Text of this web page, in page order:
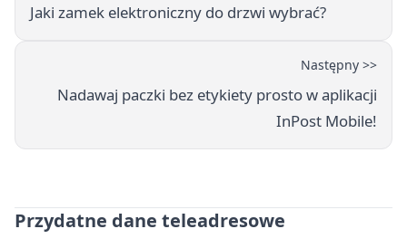
Jaki zamek elektroniczny do drzwi wybrać?
Następny >>
Nadawaj paczki bez etykiety prosto w aplikacji
InPost Mobile!
Przydatne dane teleadresowe